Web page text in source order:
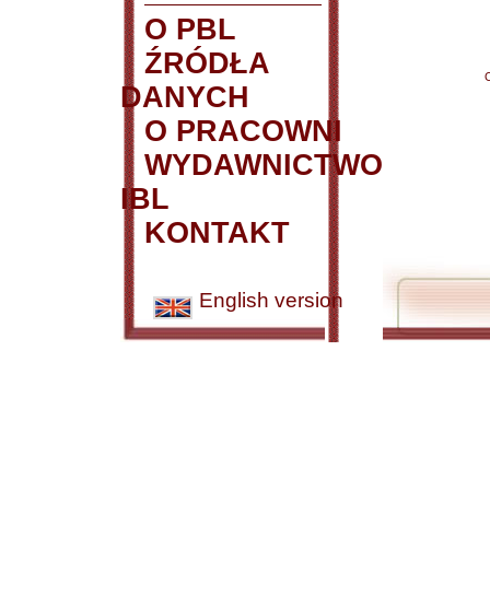
O PBL
ŹRÓDŁA
DANYCH
O PRACOWNI
WYDAWNICTWO
IBL
KONTAKT
English version